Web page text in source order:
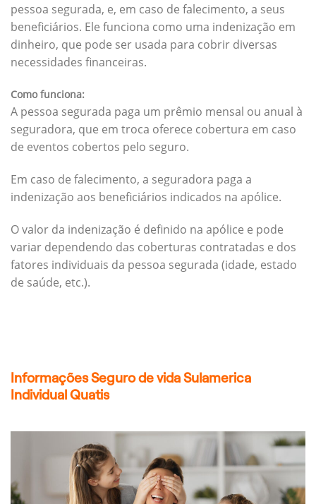
pessoa segurada, e, em caso de falecimento, a seus
beneficiários. Ele funciona como uma indenização em
dinheiro, que pode ser usada para cobrir diversas
necessidades financeiras.
Como funciona:
A pessoa segurada paga um prêmio mensal ou anual à
seguradora, que em troca oferece cobertura em caso
de eventos cobertos pelo seguro.
Em caso de falecimento, a seguradora paga a
indenização aos beneficiários indicados na apólice.
O valor da indenização é definido na apólice e pode
variar dependendo das coberturas contratadas e dos
fatores individuais da pessoa segurada (idade, estado
de saúde, etc.).
Informações Seguro de vida Sulamerica
Individual Quatis